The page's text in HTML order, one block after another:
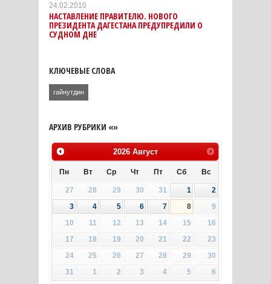
24.02.2010
НАСТАВЛЕНИЕ ПРАВИТЕЛЮ. НОВОГО
ПРЕЗИДЕНТА ДАГЕСТАНА ПРЕДУПРЕДИЛИ О
СУДНОМ ДНЕ
КЛЮЧЕВЫЕ СЛОВА
гайнутдин
АРХИВ РУБРИКИ «»
2026 Август
Пн Вт Ср Чт Пт Сб Вс
27 28 29 30 31 1
2
3
4 5 6 7 8
9
10
11 12 13 14 15
16
17
18 19 20 21 22
23
24
25 26 27 28 29
30
31
1 2 3 4 5 6